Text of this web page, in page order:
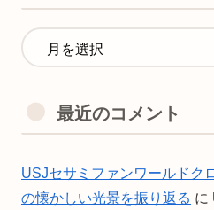
最近のコメント
USJセサミファンワールドク
の懐かしい光景を振り返る に